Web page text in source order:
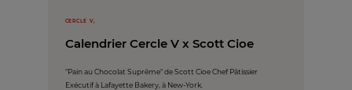
CERCLE V,
Calendrier Cercle V x Scott Cioe
"Pain au Chocolat Suprême" de Scott Cioe Chef Pâtissier
Exécutif à Lafayette Bakery, à New-York.